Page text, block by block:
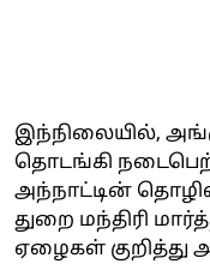
இந்நிலையில்,
தொடங்கி
அந்நாட்டின்
துறை மந்திரி
ஏழைகள் குறித்து